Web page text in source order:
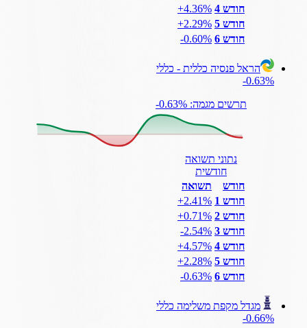
חודש 4
‎+4.36%
חודש 5
‎+2.29%
חודש 6
‎-0.60%
הראל פנסיה כללית - כללי
‎-0.63%
תרשים מגמה: ‎-0.63%
נתוני תשואה
חודשית
חודש
תשואה
חודש 1
‎+2.41%
חודש 2
‎+0.71%
חודש 3
‎-2.54%
חודש 4
‎+4.57%
חודש 5
‎+2.28%
חודש 6
‎-0.63%
מגדל מקפת משלימה כללי
‎-0.66%